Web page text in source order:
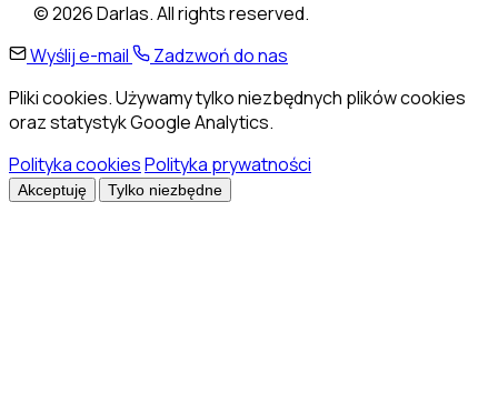
© 2026 Darlas. All rights reserved.
Wyślij e-mail
Zadzwoń do nas
Pliki cookies. Używamy tylko niezbędnych plików cookies
oraz statystyk Google Analytics.
Polityka cookiesPolityka prywatności
Akceptuję Tylko niezbędne